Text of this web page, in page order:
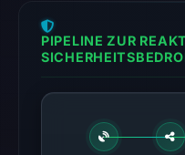
PIPELINE ZUR